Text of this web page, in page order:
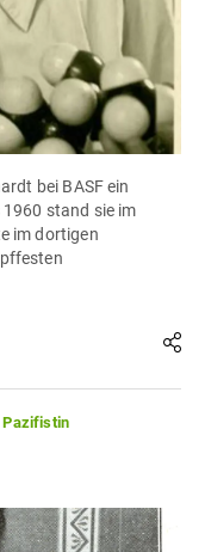
bei BASF ein
stand sie im
im dortigen
Pazifistin